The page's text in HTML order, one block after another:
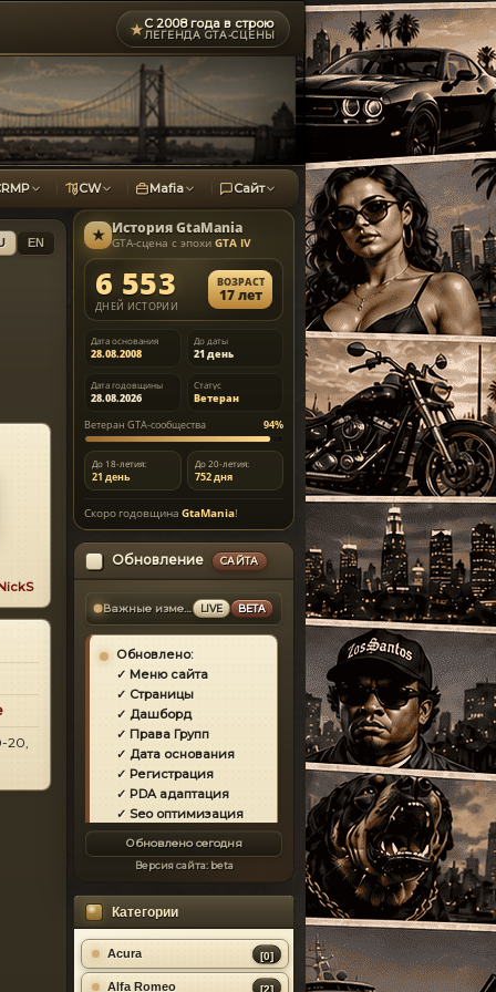
★С 2008 года в строю
ЛЕГЕНДА GTA-СЦЕНЫ
CW Mafia Сайт
EN
20,
★ ИсторияGtaMania
GTA-сцена с эпохи GTA IV
6 553
ДНЕЙ ИСТОРИИ
ВОЗРАСТ
17 лет
Дата основания
28.08.2008
До даты
21 день
Дата годовщины
28.08.2026
Статус
Ветеран
Ветеран GTA-сообщества
94%
До 18-летия:
21 день
До 20-летия:
752 дня
Скоро годовщинаGtaMania!
Обновление САЙТА
Важные изменения LIVE BETA
Обновлено:
✓ Меню сайта
✓ Страницы
✓ Дашборд
✓ Права Групп
✓ Дата основания
✓ Регистрация
✓ PDA адаптация
✓ Seo оптимизация
✓ Загрузка страниц
✓ Моды
✓ Главная
✓ Репутация
✓ Золотой коммент
✓ Футер
✓ Форум
Обновлено сегодня
Версия сайта: beta
Категории
Acura [0]
Alfa Romeo [2]